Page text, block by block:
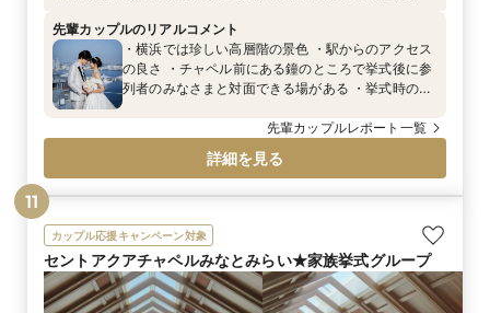
都高速横羽線自動車道横浜公園出入口ICより車で5分
先輩カップルのリアルコメント
・横浜では珍しい高層階の景色 ・駅からのアクセス
の良さ ・チャペル前にある鐘のところで挙式後に参
列者のみなさまと対面できる場がある ・挙式時の光
自分たちの結婚式のみで貸し切れる ・ヘリポートで
先輩カップルレポート一覧
詳細を見る
カップル応援キャンペーン対象
セントアクアチャペルみなとみらい★家族挙式グループ
11